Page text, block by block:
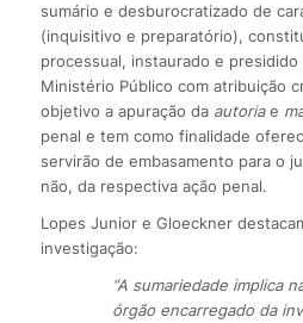
sumário e desburocratizado de
(inquisitivo e preparatório),
processual, instaurado e
Ministério Público com atribuição
objetivo a apuração da autoriae
penal e tem como finalidade
servirão de embasamento para o
não, da respectiva ação penal.
Lopes Junior e Gloeckner
investigação:
“A sumariedade implica
órgão encarregado da